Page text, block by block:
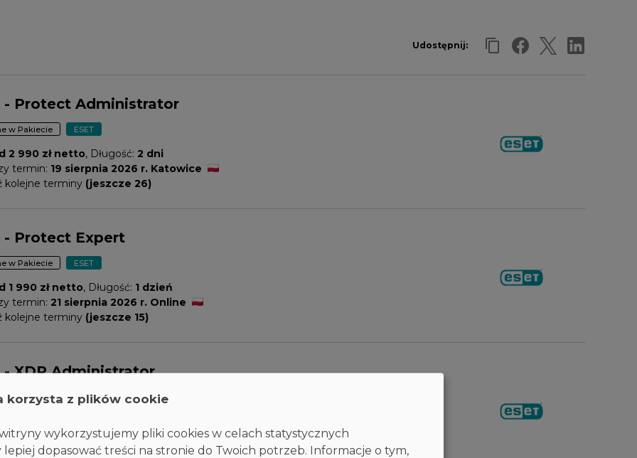
Udostępnij:
- Protect Administrator
w Pakiecie ESET
2 990 zł netto, Długość: 2 dni
termin: 19 sierpnia 2026 r. Katowice
kolejne terminy (jeszcze 26)
- Protect Expert
w Pakiecie ESET
1 990 zł netto, Długość: 1 dzień
termin: 21 sierpnia 2026 r. Online
kolejne terminy (jeszcze 15)
- XDR Administrator
w Pakiecie ESET
termin:13 sierpnia 2026 r. Katowice
kolejne terminy(jeszcze 10)
korzysta z plików cookie
wykorzystujemy pliki cookies w celach statystycznych
dopasować treści na stronie do Twoich potrzeb. Informacje o tym,